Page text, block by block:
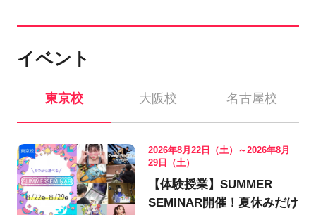
イベント
東京校 大阪校 名古屋校
2026年8月22日（土）～2026年8月
29日（土）
【体験授業】SUMMER
SEMINAR開催！夏休みだけ